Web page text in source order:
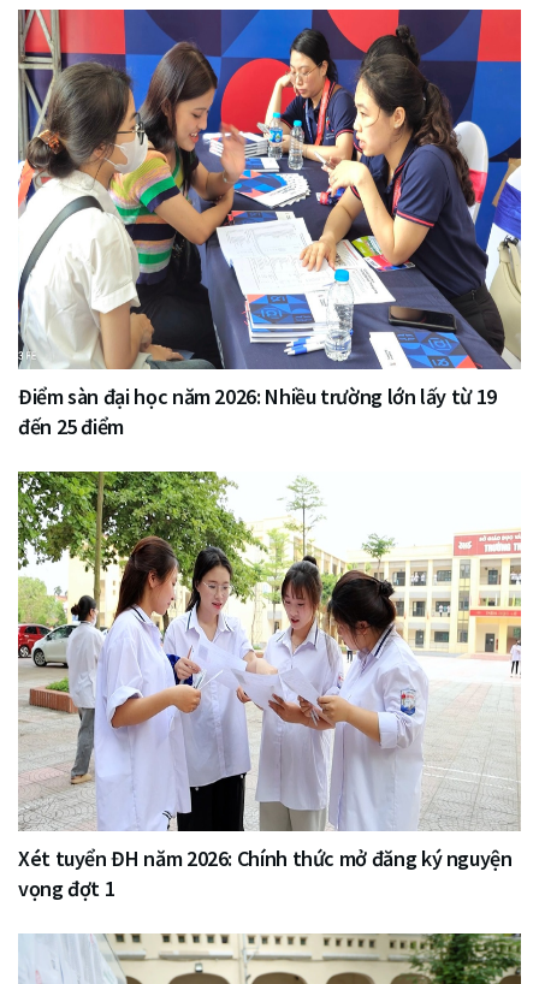
Điểm sàn đại học năm 2026: Nhiều trường lớn lấy từ 19
đến 25 điểm
Xét tuyển ĐH năm 2026: Chính thức mở đăng ký nguyện
vọng đợt 1